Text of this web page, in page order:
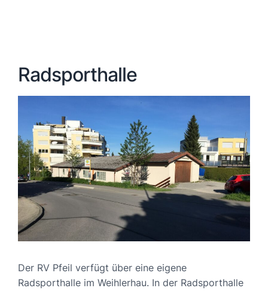
Radsporthalle
Der RV Pfeil verfügt über eine eigene
Radsporthalle im Weihlerhau. In der Radsporthalle